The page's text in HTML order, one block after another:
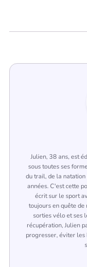
Julien, 38 ans, est
sous toutes ses
du trail, de la
années. C'est cette
écrit sur le sport
toujours en quête de
sorties vélo et ses
récupération, Julien
progresser, éviter les